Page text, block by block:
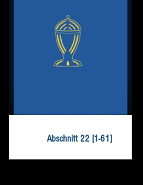
Abschnitt 16
Abschnitt 22 [1-61]